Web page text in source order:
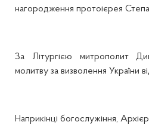
нагородження протоієрея
За Літургією митрополит
молитву за визволення України
Наприкінці богослужіння,